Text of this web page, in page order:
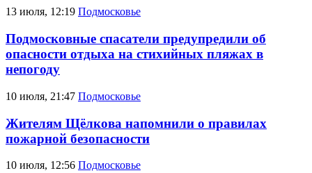
13 июля, 12:19 Подмосковье
Подмосковные спасатели предупредили об
опасности отдыха на стихийных пляжах в
непогоду
10 июля, 21:47 Подмосковье
Жителям Щёлкова напомнили о правилах
пожарной безопасности
10 июля, 12:56 Подмосковье